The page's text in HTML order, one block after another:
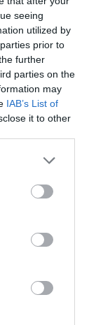
seeing
utilized by
prior to
further
parties on the
may
IAB’s List of
it to other
Guardia Civil
de la
por
la